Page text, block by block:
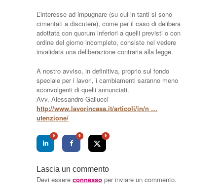
L’interesse ad impugnare (su cui in tanti si sono
cimentati a discutere), come per il caso di delibera
adottata con quorum inferiori a quelli previsti o con
ordine del giorno incompleto, consiste nel vedere
invalidata una deliberazione contraria alla legge.
A nostro avviso, in definitiva, proprio sul fondo
speciale per i lavori, i cambiamenti saranno meno
sconvolgenti di quelli annunciati.
Avv. Alessandro Gallucci
http://www.lavorincasa.it/articoli/in/n …
utenzione/
0 0 0
Lascia un commento
Devi essere connesso per inviare un commento.